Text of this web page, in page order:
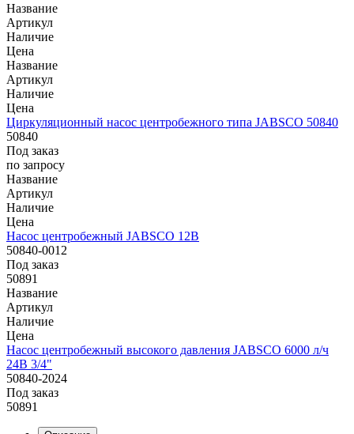
Название
Артикул
Наличие
Цена
Название
Артикул
Наличие
Цена
Циркуляционный насос центробежного типа JABSCO 50840
50840
Под заказ
по запросу
Название
Артикул
Наличие
Цена
Насос центробежный JABSCO 12В
50840-0012
Под заказ
50891
Название
Артикул
Наличие
Цена
Насос центробежный высокого давления JABSCO 6000 л/ч
24В 3/4"
50840-2024
Под заказ
50891